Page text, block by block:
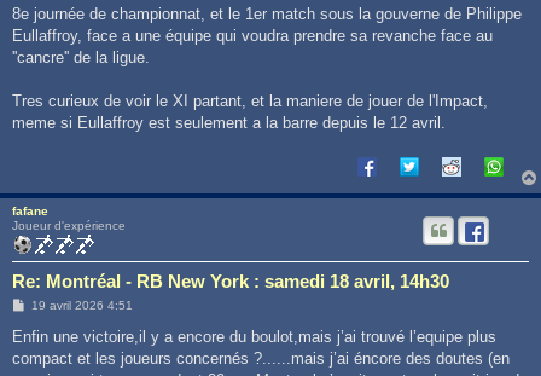
s
a
g
8e journée de championnat, et le 1er match sous la gouverne de Philippe
Eullaffroy, face a une équipe qui voudra prendre sa revanche face au
''cancre'' de la ligue.
Tres curieux de voir le XI partant, et la maniere de jouer de l'Impact,
meme si Eullaffroy est seulement a la barre depuis le 12 avril.
fafane
Joueur d'expérience
Re: Montréal - RB New York : samedi 18 avril, 14h30
M
s
a
19 avril 2026 4:51
Enfin une victoire,il y a encore du boulot,mais j’ai trouvé l’equipe plus
compact et les joueurs concernés ?......mais j’ai éncore des doutes (en